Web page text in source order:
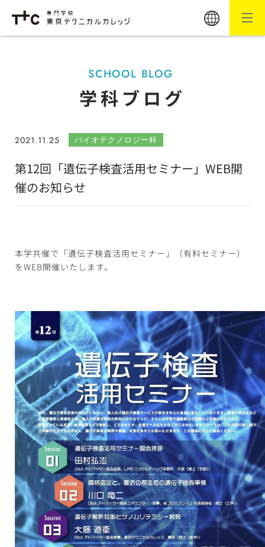
SCHOOL BLOG
学科ブログ
2021.11.25 バイオテクノロジー科
第12回「遺伝子検査活用セミナー」WEB開
催のお知らせ
本学共催で「遺伝子検査活用セミナー」（有料セミナー）
をWEB開催いたします。